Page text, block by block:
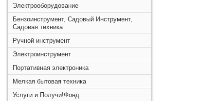
Электрооборудование
Бензоинструмент, Садовый Инструмент,
Садовая техника
Ручной инструмент
Электроинструмент
Портативная электроника
Мелкая бытовая техника
Услуги и Получи!Фонд